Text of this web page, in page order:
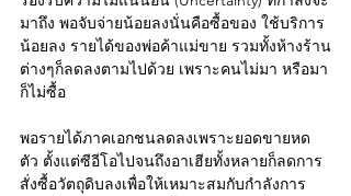
มาถึง พอจับจ่ายน้อยลงนั่นคือซื้อของ ใช้บริการ
น้อยลง รายได้ของพ่อค้าแม่ขาย รวมทั้งห้างร้าน
ต่างๆก็ลดลงตามไปด้วย เพราะคนไม่มา หรือมา
ก็ไม่ซื้อ
พอรายได้ภาคเอกชนลดลงเพราะยอดขายหด
ตัว ตั้งแต่ซีอีโอไปจนถึงอาเฮียทั้งหลายก็ลดการ
สั่งซื้อวัตถุดิบลงเพื่อให้เหมาะสมกับกำลังการ